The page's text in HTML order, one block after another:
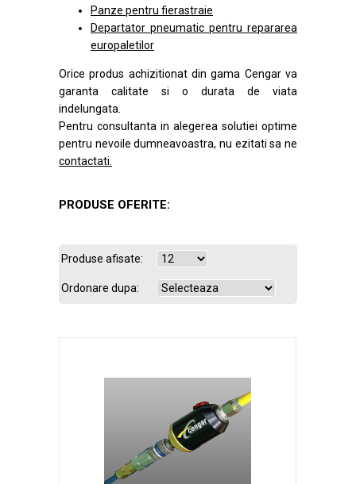
Panze pentru fierastraie
Departator pneumatic pentru repararea
europaletilor
Orice produs achizitionat din gama Cengar va
garanta calitate si o durata de viata
indelungata.
Pentru consultanta in alegerea solutiei optime
pentru nevoile dumneavoastra, nu ezitati sa ne
contactati.
PRODUSE OFERITE:
Produse afisate:
Ordonare dupa: